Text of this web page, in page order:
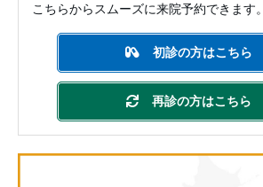
こちらからスムーズに来院予約できます。
初診の方はこちら
再診の方はこちら